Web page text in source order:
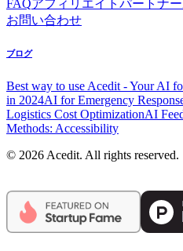
FAQアフィリエイトパートナー
お問い合わせ
ブログ
Best way to use Acedit - Your AI
in 2024AI for Emergency
Logistics Cost OptimizationAI
Methods: Accessibility
© 2026 Acedit. All rights reserved.